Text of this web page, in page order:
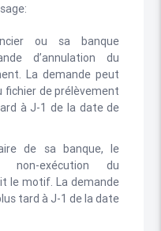
ou sa banque
d’annulation du
La demande peut
de prélèvement
à J-1 de la date de
de sa banque, le
exécution du
le motif. La demande
tard à J-1 de la date